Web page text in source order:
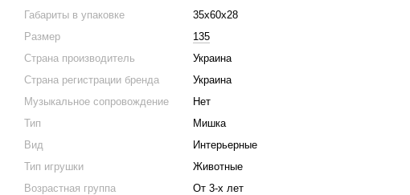
Габариты в упаковке
35х60х28
Размер
135
Страна производитель
Украина
Страна регистрации бренда
Украина
Музыкальное сопровождение
Нет
Тип
Мишка
Вид
Интерьерные
Тип игрушки
Животные
Возрастная группа
От 3-х лет